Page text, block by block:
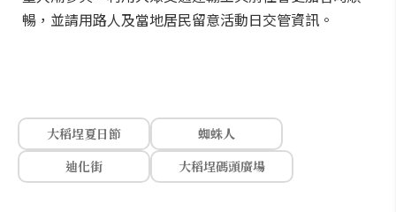
暢，並請用路人及當地居民留意活動日交管資訊。
大稻埕夏日節
蜘蛛人
迪化街
大稻埕碼頭廣場